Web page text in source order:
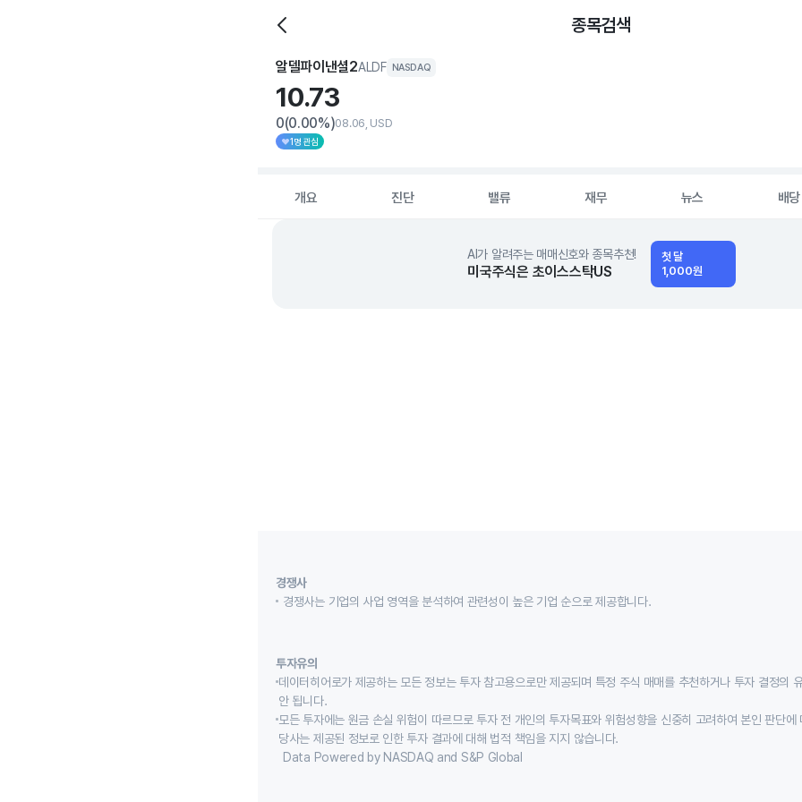
종목검색
알델파이낸셜2ALDF NASDAQ
10.73
0(0.00%)08.06, USD
1명 관심
개요 진단 밸류 재무 뉴스 배당
AI가 알려주는 매매신호와 종목추천!
미국주식은 초이스스탁US
첫 달
1,000원
경쟁사
경쟁사는 기업의 사업 영역을 분석하여 관련성이 높은 기업 순으로 제공합니다.
투자유의
데이터히어로가 제공하는 모든 정보는 투자 참고용으로만 제공되며 특정 주식 매매를 추천하거나 투자 결정의
안 됩니다.
모든 투자에는 원금 손실 위험이 따르므로 투자 전 개인의 투자목표와 위험성향을 신중히 고려하여 본인 판단에
당사는 제공된 정보로 인한 투자 결과에 대해 법적 책임을 지지 않습니다.
Data Powered by NASDAQ and S&P Global